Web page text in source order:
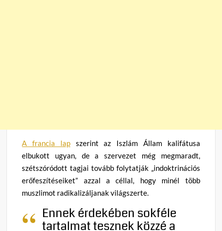
A francia lapszerint az Iszlám Állam kalifátusa
elbukott ugyan, de a szervezet még megmaradt,
szétszóródott tagjai tovább folytatják „indoktrinációs
erőfeszítéseiket” azzal a céllal, hogy minél több
muszlimot radikalizáljanak világszerte.
Ennek érdekében sokféle
tartalmat tesznek közzé a